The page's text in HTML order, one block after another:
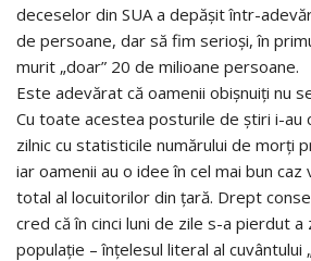
deceselor din SUA a depășit într-
de persoane, dar să fim serioși, în
murit „doar” 20 de milioane persoane.
Este adevărat că oamenii obișnuiți nu
Cu toate acestea posturile de știri i-au
zilnic cu statisticile numărului de morți
iar oamenii au o idee în cel mai bun
total al locuitorilor din țară. Drept
cred că în cinci luni de zile s-a pierdut
populație – înțelesul literal al cuvântului